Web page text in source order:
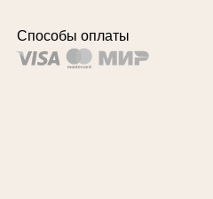
Способы оплаты